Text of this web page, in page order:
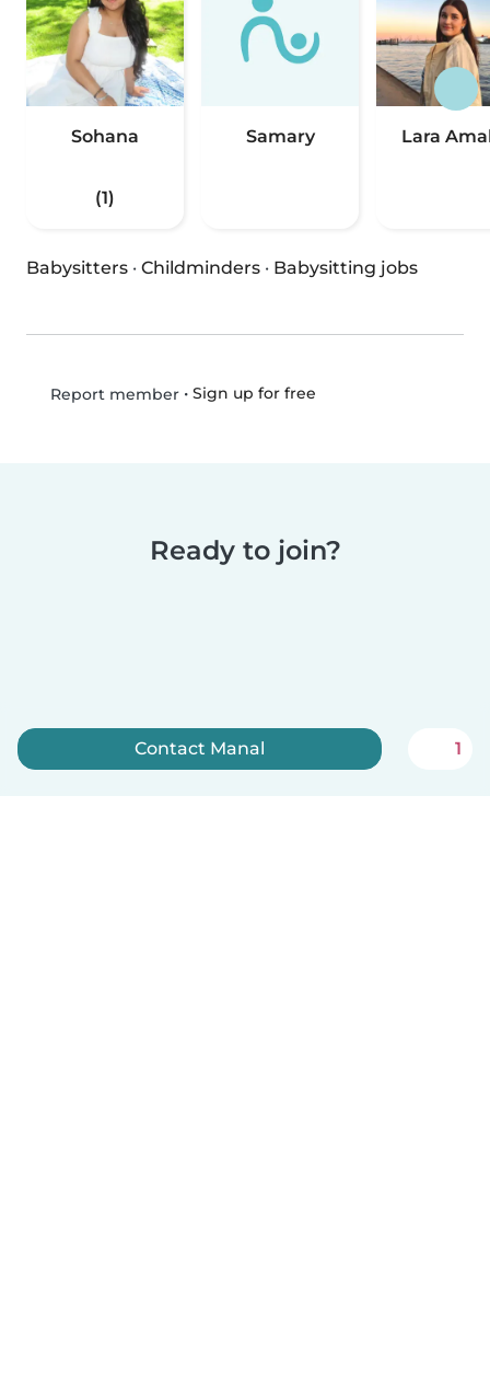
Sohana
(1)
Samary Lara
Babysitters · Childminders · Babysitting jobs
Report member• Sign up for free
Ready to join?
Contact Manal 1